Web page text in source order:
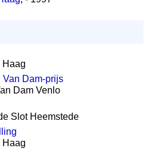
Haag
Van Dam-prijs
Dam Venlo
Slot Heemstede
Haag